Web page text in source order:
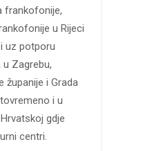
frankofonije,
u Rijeci
uz potporu
Zagrebu,
županije i Grada
i u
gdje
centri.